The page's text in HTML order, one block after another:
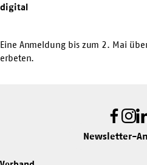
digital
Eine Anmeldung bis zum 2. Mai
erbeten.
Facebook
Newsletter-